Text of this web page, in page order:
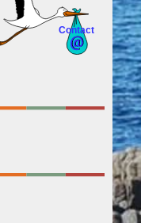
Contact